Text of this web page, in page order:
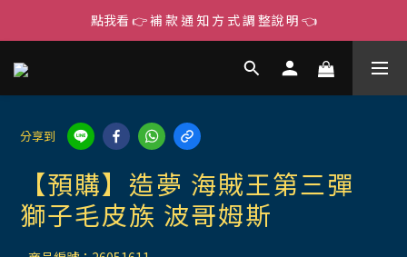
點我看 👉 補 款 通 知 方 式 調 整說 明 👈
分享到
【預購】造夢 海賊王第三彈
獅子毛皮族 波哥姆斯